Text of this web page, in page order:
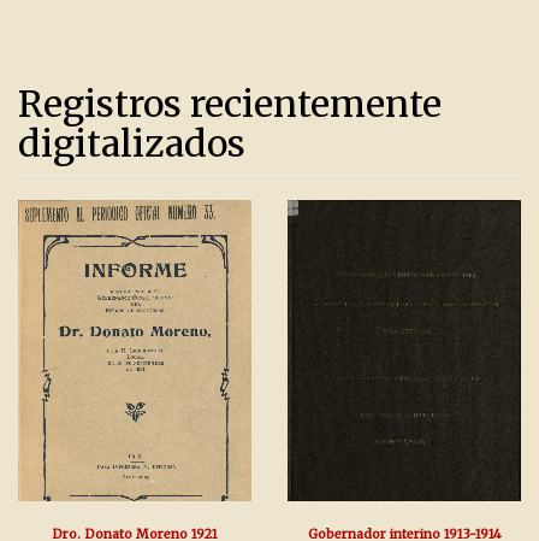
Registros recientemente
digitalizados
Dro. Donato Moreno 1921 Gobernador interino 1913-1914